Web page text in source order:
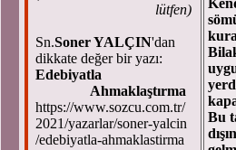
lütfen)
Sn.Soner YALÇIN'dan
dikkate değer bir yazı:
Edebiyatla
Ahmaklaştırma
https://www.sozcu.com.tr/
2021/yazarlar/soner-yalcin
/edebiyatla-ahmaklastirma
Bu